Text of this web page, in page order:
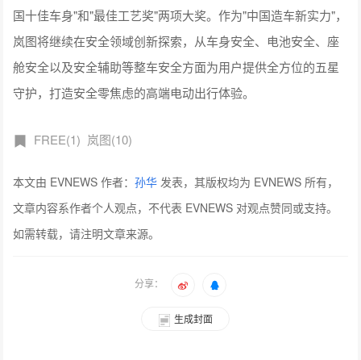
国十佳车身"和"最佳工艺奖"两项大奖。作为"中国造车新实力"，
岚图将继续在安全领域创新探索，从车身安全、电池安全、座
舱安全以及安全辅助等整车安全方面为用户提供全方位的五星
守护，打造安全零焦虑的高端电动出行体验。
FREE(1) 岚图(10)
本文由 EVNEWS 作者：孙华 发表，其版权均为 EVNEWS 所有，
文章内容系作者个人观点，不代表 EVNEWS 对观点赞同或支持。
如需转载，请注明文章来源。
分享：
生成封面